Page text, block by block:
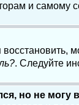
и самому
. Следуйте
но не могу